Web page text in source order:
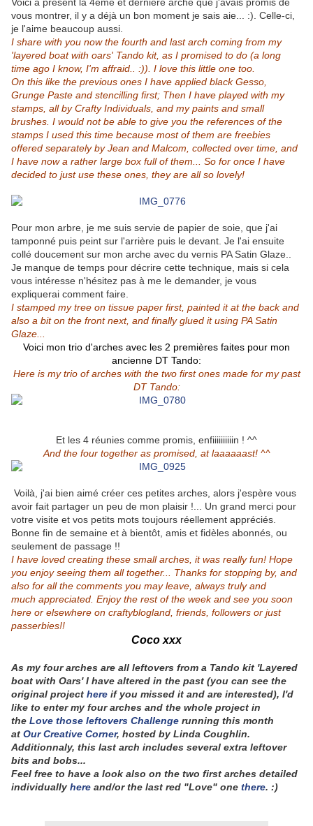
vous montrer, il y a déjà un bon moment je sais aie... :). Celle-ci,
je l'aime beaucoup aussi.
I share with you now the fourth and last arch coming from my
'layered boat with oars' Tando kit, as I promised to do (a long
time ago I know, I'm affraid.. :)). I love this little one too.
On this like the previous ones I have applied black Gesso,
Grunge Paste and stencilling first; Then I have played with my
stamps, all by Crafty Individuals, and my paints and small
brushes. I would not be able to give you the references of the
stamps I used this time because most of them are freebies
offered separately by Jean and Malcom, collected over time, and
I have now a rather large box full of them... So for once I have
decided to just use these ones, they are all so lovely!
Pour mon arbre, je me suis servie de papier de soie, que j'ai
tamponné puis peint sur l'arrière puis le devant. Je l'ai ensuite
collé doucement sur mon arche avec du vernis PA Satin Glaze..
Je manque de temps pour décrire cette technique, mais si cela
vous intéresse n'hésitez pas à me le demander, je vous
expliquerai comment faire.
I stamped my tree on tissue paper first, painted it at the back and
also a bit on the front next, and finally glued it using PA Satin
Glaze...
Voici mon trio d'arches avec les 2 premières faites pour mon
ancienne DT Tando:
Here is my trio of arches with the two first ones made for my past
DT Tando:
Et les 4 réunies comme promis, enfiiiiiiiiiin ! ^^
And the four together as promised, at laaaaaast! ^^
Voilà, j'ai bien aimé créer ces petites arches, alors j'espère vous
avoir fait partager un peu de mon plaisir !... Un grand merci pour
votre visite et vos petits mots toujours réellement appréciés.
Bonne fin de semaine et à bientôt, amis et fidèles abonnés, ou
seulement de passage !!
I have loved creating these small arches, it was really fun! Hope
you enjoy seeing them all together... Thanks for stopping by, and
also for all the comments you may leave, always truly and
much appreciated. Enjoy the rest of the week and see you soon
here or elsewhere on craftyblogland, friends, followers or just
passerbies!!
Coco xxx
As my four arches are all leftovers from a Tando kit 'Layered
boat with Oars' I have altered in the past (you can see the
original project here if you missed it and are interested), I'd
like to enter my four arches and the whole project in
the Love those leftovers Challenge running this month
at Our Creative Corner, hosted by Linda Coughlin.
Additionnaly, this last arch includes several extra leftover
bits and bobs...
Feel free to have a look also on the two first arches detailed
individually here and/or the last red "Love" one there. :)